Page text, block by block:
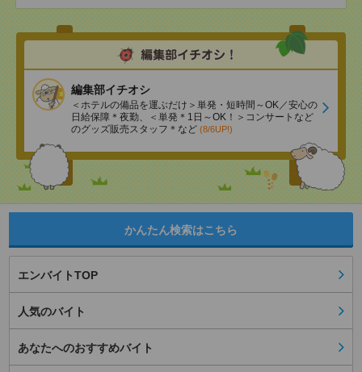
編集部イチオシ
＜ホテルの備品を運ぶだけ＞単発・短時間～OK／安心の
日給保障＊夜勤、＜単発＊1日～OK！＞コンサートなど
のグッズ販売スタッフ＊など (8/6UP!)
かんたん検索はこちら
エンバイトTOP
人気のバイト
あなたへのおすすめバイト